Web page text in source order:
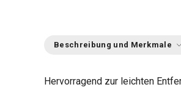
Beschreibung und Merkmale
Hervorragend zur leichten